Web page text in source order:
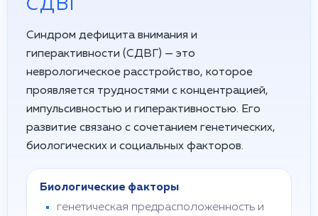
СДВГ
Синдром дефицита внимания и
гиперактивности (СДВГ) — это
неврологическое расстройство, которое
проявляется трудностями с концентрацией,
импульсивностью и гиперактивностью. Его
развитие связано с сочетанием генетических,
биологических и социальных факторов.
Биологические факторы
генетическая предрасположенность и